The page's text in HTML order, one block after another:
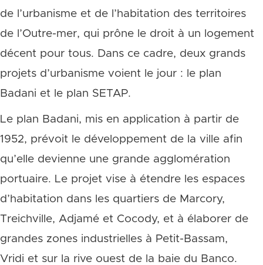
de l’urbanisme et de l’habitation des territoires
de l’Outre-mer, qui prône le droit à un logement
décent pour tous. Dans ce cadre, deux grands
projets d’urbanisme voient le jour : le plan
Badani et le plan SETAP.
Le plan Badani, mis en application à partir de
1952, prévoit le développement de la ville afin
qu’elle devienne une grande agglomération
portuaire. Le projet vise à étendre les espaces
d’habitation dans les quartiers de Marcory,
Treichville, Adjamé et Cocody, et à élaborer de
grandes zones industrielles à Petit-Bassam,
Vridi et sur la rive ouest de la baie du Banco.